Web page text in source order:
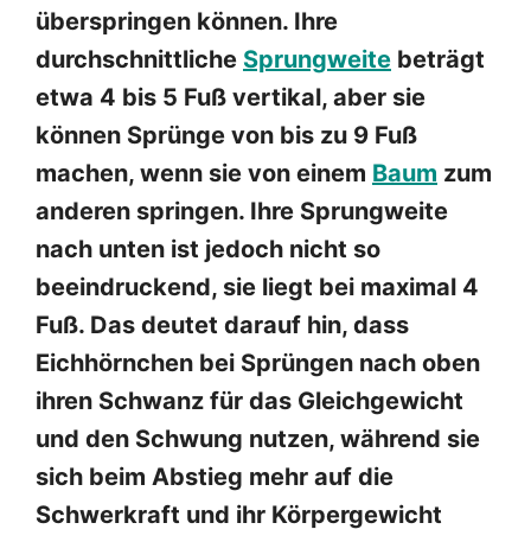
überspringen können. Ihre
durchschnittliche Sprungweite beträgt
etwa 4 bis 5 Fuß vertikal, aber sie
können Sprünge von bis zu 9 Fuß
machen, wenn sie von einem Baum zum
anderen springen. Ihre Sprungweite
nach unten ist jedoch nicht so
beeindruckend, sie liegt bei maximal 4
Fuß. Das deutet darauf hin, dass
Eichhörnchen bei Sprüngen nach oben
ihren Schwanz für das Gleichgewicht
und den Schwung nutzen, während sie
sich beim Abstieg mehr auf die
Schwerkraft und ihr Körpergewicht